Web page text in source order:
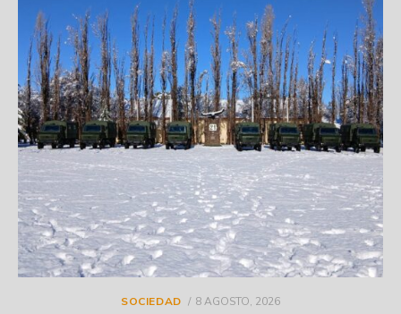
SOCIEDAD
POSTED
8 AGOSTO, 2026